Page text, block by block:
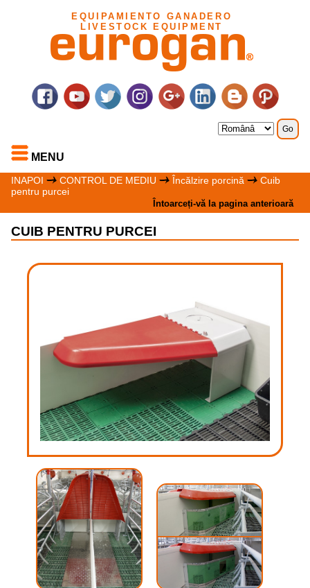
EQUIPAMIENTO GANADERO
LIVESTOCK EQUIPMENT
MENU
INAPOI CONTROL DE MEDIU Încălzire porcină
Cuib
pentru purcei
Întoarceți-vă la pagina anterioară
CUIB PENTRU PURCEI